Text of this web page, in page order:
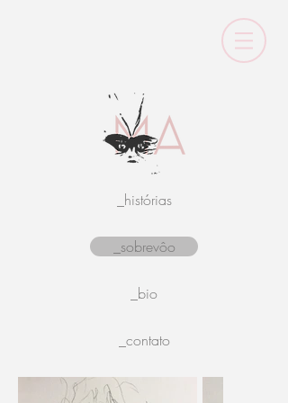
_histórias
_sobrevôo
_bio
_contato